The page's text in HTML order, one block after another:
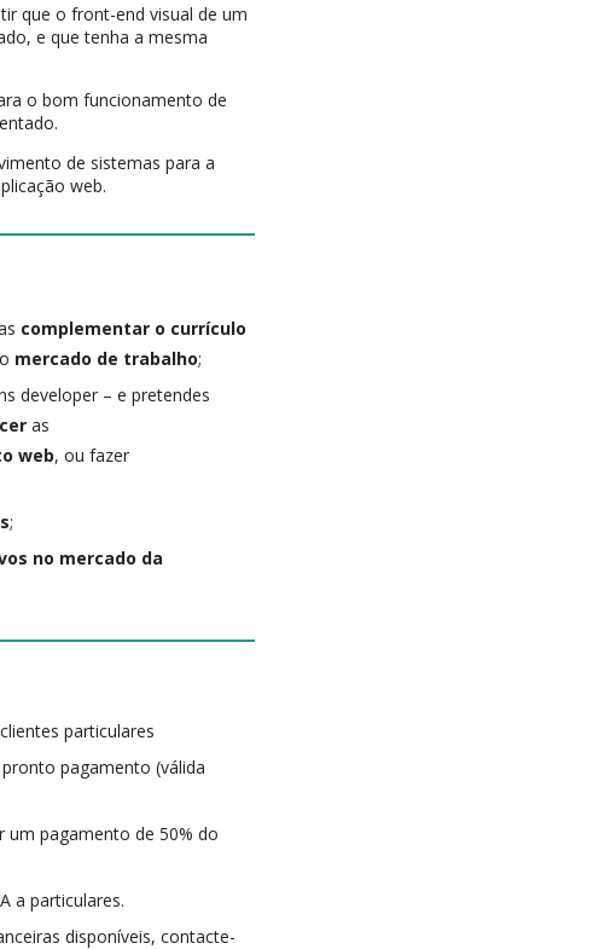
que o front-end visual de um
e que tenha a mesma
o bom funcionamento de
de sistemas para a
web.
complementar o currículo
mercado de trabalho;
developer – e pretendes
as
web, ou fazer
;
no mercado da
particulares
pagamento (válida
um pagamento de 50% do
a particulares.
disponíveis, contacte-